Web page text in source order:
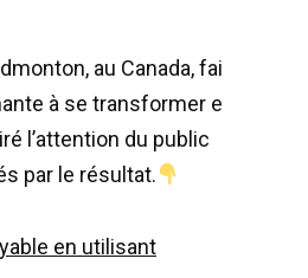
, au Canada,fai
à se transformer e
’attention du public
par le résultat.